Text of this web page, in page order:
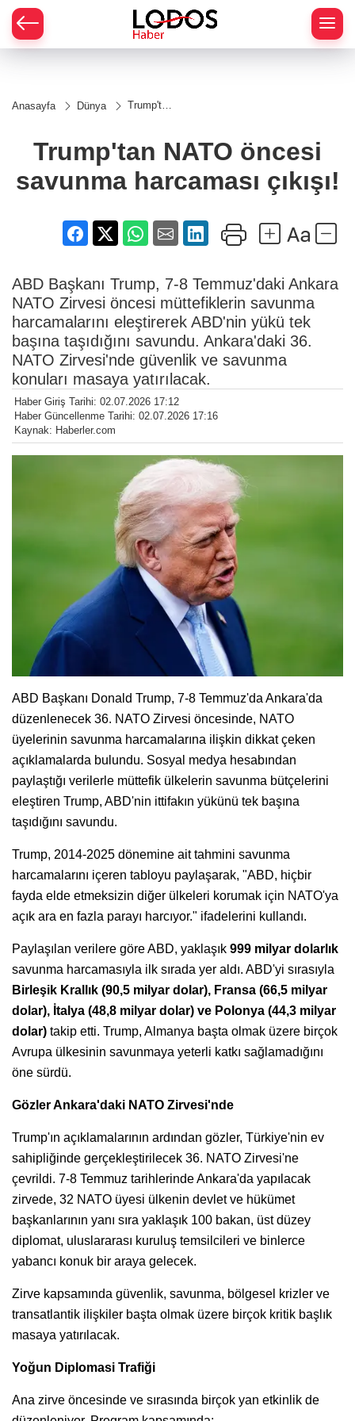
Anasayfa Dünya
Trump'tan
savunma
harcaması
Trump'tan NATO öncesi
savunma harcaması çıkışı!
ABD Başkanı Trump, 7-8 Temmuz'daki Ankara
NATO Zirvesi öncesi müttefiklerin savunma
harcamalarını eleştirerek ABD'nin yükü tek
başına taşıdığını savundu. Ankara'daki 36.
NATO Zirvesi'nde güvenlik ve savunma
konuları masaya yatırılacak.
Haber Giriş Tarihi: 02.07.2026 17:12
Haber Güncellenme Tarihi: 02.07.2026 17:16
Kaynak: Haberler.com
ABD Başkanı Donald Trump, 7-8 Temmuz'da Ankara'da
düzenlenecek 36. NATO Zirvesi öncesinde, NATO
üyelerinin savunma harcamalarına ilişkin dikkat çeken
açıklamalarda bulundu. Sosyal medya hesabından
paylaştığı verilerle müttefik ülkelerin savunma bütçelerini
eleştiren Trump, ABD'nin ittifakın yükünü tek başına
taşıdığını savundu.
Trump, 2014-2025 dönemine ait tahmini savunma
harcamalarını içeren tabloyu paylaşarak, "ABD, hiçbir
fayda elde etmeksizin diğer ülkeleri korumak için NATO'ya
açık ara en fazla parayı harcıyor." ifadelerini kullandı.
Paylaşılan verilere göre ABD, yaklaşık 999 milyar dolarlık
savunma harcamasıyla ilk sırada yer aldı. ABD'yi sırasıyla
Birleşik Krallık (90,5 milyar dolar), Fransa (66,5 milyar
dolar), İtalya (48,8 milyar dolar) ve Polonya (44,3 milyar
dolar) takip etti. Trump, Almanya başta olmak üzere birçok
Avrupa ülkesinin savunmaya yeterli katkı sağlamadığını
öne sürdü.
Gözler Ankara'daki NATO Zirvesi'nde
Trump'ın açıklamalarının ardından gözler, Türkiye'nin ev
sahipliğinde gerçekleştirilecek 36. NATO Zirvesi'ne
çevrildi. 7-8 Temmuz tarihlerinde Ankara'da yapılacak
zirvede, 32 NATO üyesi ülkenin devlet ve hükümet
başkanlarının yanı sıra yaklaşık 100 bakan, üst düzey
diplomat, uluslararası kuruluş temsilcileri ve binlerce
yabancı konuk bir araya gelecek.
Zirve kapsamında güvenlik, savunma, bölgesel krizler ve
transatlantik ilişkiler başta olmak üzere birçok kritik başlık
masaya yatırılacak.
Yoğun Diplomasi Trafiği
Ana zirve öncesinde ve sırasında birçok yan etkinlik de